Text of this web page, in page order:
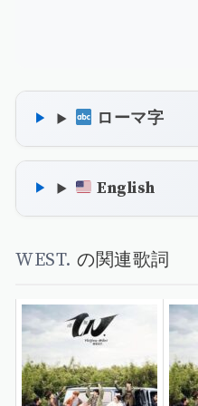
ローマ字
English
WEST. の関連歌詞